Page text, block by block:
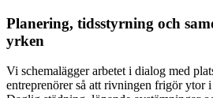
Planering, tidsstyrning och
yrken
Vi schemalägger arbetet i dialog med
entreprenörer så att rivningen frigör ytor